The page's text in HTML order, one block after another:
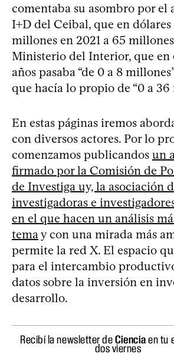
comentaba su asombro por el
I+D del Ceibal, que en dólares
millones en 2021 a 65
Ministerio del Interior, que en
años pasaba “de 0 a 8
que hacía lo propio de “0 a 36
En estas páginas iremos
con diversos actores. Por lo
comenzamos publicandos un
firmado por la Comisión de
de Investiga uy, la asociación
investigadoras e
en el que hacen un análisis
temay con una mirada más
permite la red X. El espacio
para el intercambio
datos sobre la inversión en
desarrollo.
Recibí la newsletter deCienciaen tu
dos viernes